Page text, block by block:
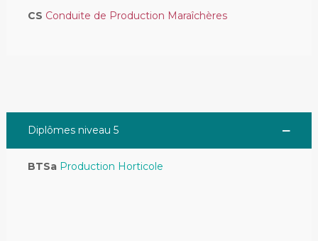
CS Conduite de Production Maraîchères
Diplômes niveau 5
BTSa Production Horticole